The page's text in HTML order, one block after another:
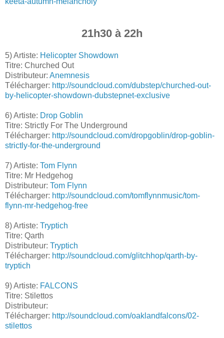
21h30 à 22h
5) Artiste: Helicopter Showdown
Titre: Churched Out
Distributeur: Anemnesis
Télécharger: http://soundcloud.com/dubstep/churched-out-
by-helicopter-showdown-dubstepnet-exclusive
6) Artiste: Drop Goblin
Titre: Strictly For The Underground
Télécharger: http://soundcloud.com/dropgoblin/drop-goblin-
strictly-for-the-underground
7) Artiste: Tom Flynn
Titre: Mr Hedgehog
Distributeur: Tom Flynn
Télécharger: http://soundcloud.com/tomflynnmusic/tom-
flynn-mr-hedgehog-free
8) Artiste: Tryptich
Titre: Qarth
Distributeur: Tryptich
Télécharger: http://soundcloud.com/glitchhop/qarth-by-
tryptich
9) Artiste: FALCONS
Titre: Stilettos
Distributeur:
Télécharger: http://soundcloud.com/oaklandfalcons/02-
stilettos